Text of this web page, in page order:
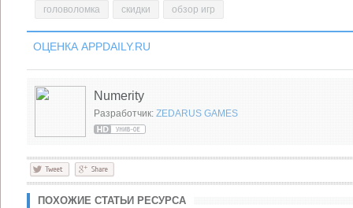
головоломка скидки обзор игр
ОЦЕНКА APPDAILY.RU
Numerity
Разработчик: ZEDARUS GAMES
ПОХОЖИЕ СТАТЬИ РЕСУРСА